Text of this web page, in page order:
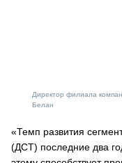
Директор филиала
Белан
«Темп развития
(ДСТ) последние два